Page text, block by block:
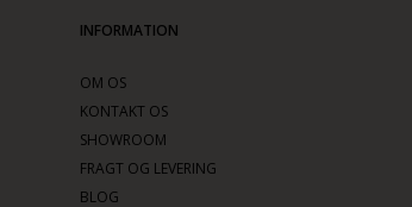
INFORMATION
OM OS
KONTAKT OS
SHOWROOM
FRAGT OG LEVERING
BLOG